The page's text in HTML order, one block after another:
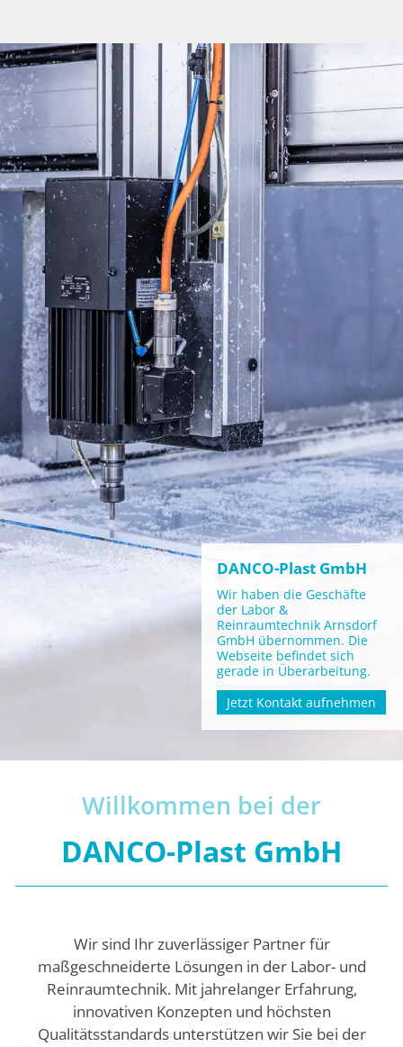
DANCO-Plast GmbH
Wir haben die Geschäfte
der Labor &
Reinraumtechnik Arnsdorf
GmbH übernommen. Die
Webseite befindet sich
gerade in Überarbeitung.
Jetzt Kontakt aufnehmen
Willkommen bei der
DANCO-Plast GmbH
Wir sind Ihr zuverlässiger Partner für
maßgeschneiderte Lösungen in der Labor- und
Reinraumtechnik. Mit jahrelanger Erfahrung,
innovativen Konzepten und höchsten
Qualitätsstandards unterstützen wir Sie bei der